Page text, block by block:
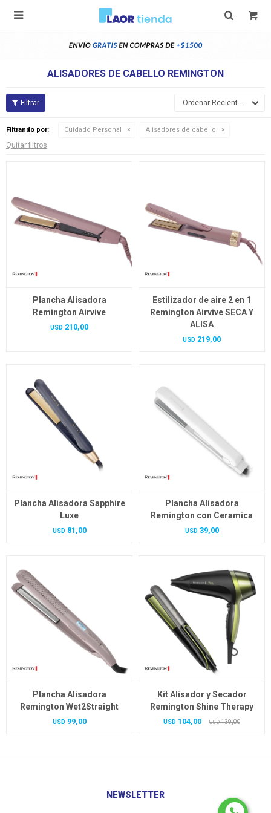

ALISADORES DE CABELLO REMINGTON
Recientes
Filtrando por: Cuidado Personal Alisadores de cabello
Quitar filtros
Plancha Alisadora
Remington Airvive
USD 210,00
Estilizador de aire 2 en 1
Remington Airvive SECA Y
ALISA
USD 219,00
Plancha Alisadora Sapphire
Luxe
USD 81,00
Plancha Alisadora
Remington con Ceramica
USD 39,00
Plancha Alisadora
Remington Wet2Straight
USD 99,00
Kit Alisador y Secador
Remington Shine Therapy
USD 104,00 USD 139,00
NEWSLETTER